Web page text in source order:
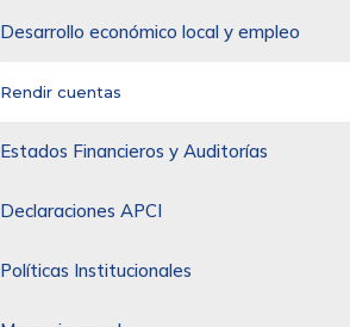
Desarrollo económico local y empleo
Rendir cuentas
Estados Financieros y Auditorías
Declaraciones APCI
Políticas Institucionales